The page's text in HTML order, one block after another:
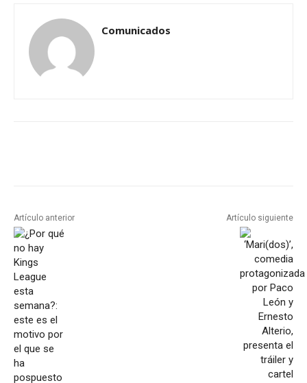
Comunicados
Artículo anterior Artículo siguiente